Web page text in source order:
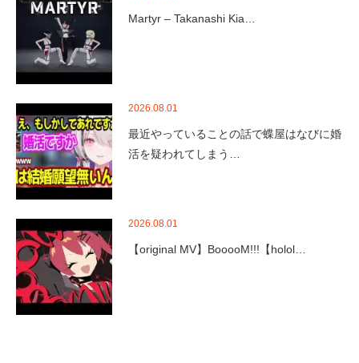
Martyr – Takanashi Kia…
2026.08.01
最近やっていることの話で蝶屋はなびに婚
活を疑われてしまう…
2026.08.01
【original MV】BooooM!!!【holol…